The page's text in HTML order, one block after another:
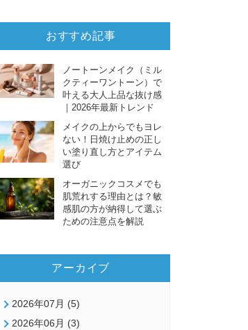
おすすめ記事
ノートーンメイク（ミル
クティーワントーン）で
叶える大人上品な抜け感
｜2026年最新トレンド
メイクの上からでもヨレ
ない！日焼け止めの正し
い塗り直し方とアイテム
選び
オーガニックコスメでも
肌荒れする理由とは？敏
感肌の方が納得して選ぶ
ための注意点を解説
アーカイブ
2026年07月 (5)
2026年06月 (3)